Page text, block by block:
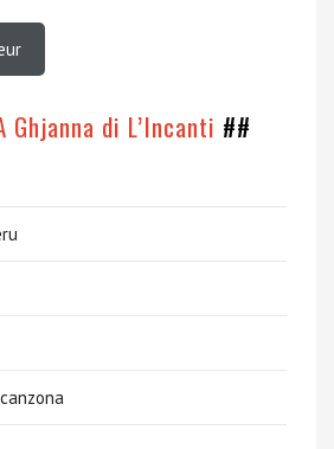
Ghjanna di L’Incanti ##